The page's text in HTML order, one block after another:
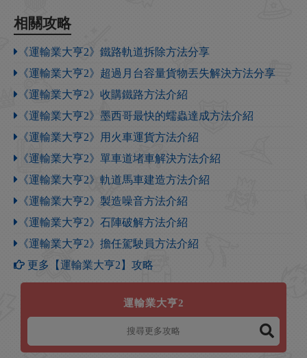
相關攻略
《運輸業大亨2》鐵路軌道拆除方法分享
《運輸業大亨2》超過月台容量貨物丟失解決方法分享
《運輸業大亨2》收購鐵路方法介紹
《運輸業大亨2》墨西哥最快的蠕蟲達成方法介紹
《運輸業大亨2》用火車運貨方法介紹
《運輸業大亨2》單車道堵車解決方法介紹
《運輸業大亨2》軌道馬車建造方法介紹
《運輸業大亨2》製造噪音方法介紹
《運輸業大亨2》石陣破解方法介紹
《運輸業大亨2》擔任駕駛員方法介紹
更多【運輸業大亨2】攻略
運輸業大亨2